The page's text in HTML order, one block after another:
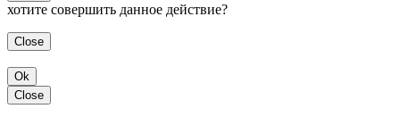
хотите совершить данное действие?
Close
Ok
Close